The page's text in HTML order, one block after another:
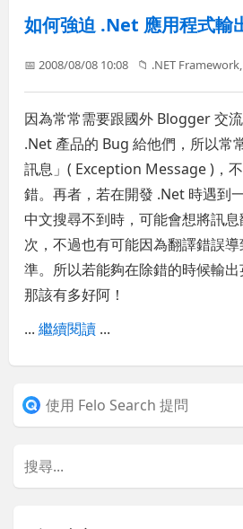
如何強迫 .Net 應用程式輸
📅 2008/08/08 10:08 📁 .NET Framework
因為常常需要跟國外 Blogger 交
.Net 產品的 Bug 給他們，所以常
訊息」( Exception Message )，
錯。再者，若在開發 .Net 時遇到
中文搜尋不到時，可能會想將訊
次，不過也有可能因為翻譯錯誤
準。所以若能夠在除錯的時候輸出
那該有多好阿！
...繼續閱讀 ...